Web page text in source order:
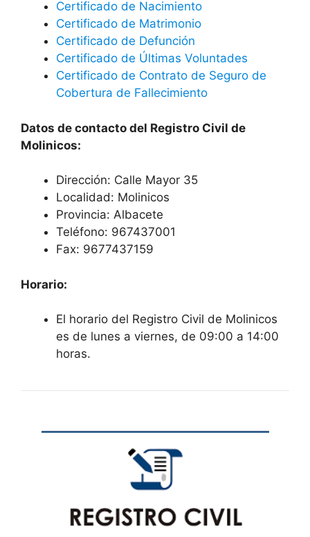
Certificado de Nacimiento
Certificado de Matrimonio
Certificado de Defunción
Certificado de Últimas Voluntades
Certificado de Contrato de Seguro de
Cobertura de Fallecimiento
Datos de contacto del Registro Civil de
Molinicos:
Dirección: Calle Mayor 35
Localidad: Molinicos
Provincia: Albacete
Teléfono: 967437001
Fax: 9677437159
Horario:
El horario del Registro Civil de Molinicos
es de lunes a viernes, de 09:00 a 14:00
horas.